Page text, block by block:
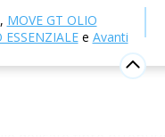
, MOVE GT OLIO
e Avanti